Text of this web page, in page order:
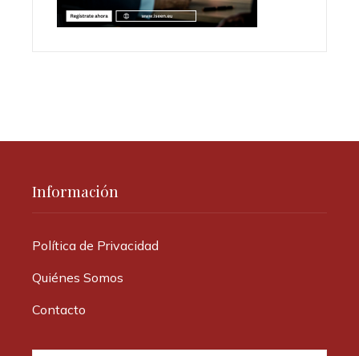
Información
Política de Privacidad
Quiénes Somos
Contacto